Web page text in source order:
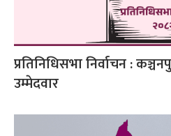
प्रतिनिधिसभा निर्वाचन :
उम्मेदवार